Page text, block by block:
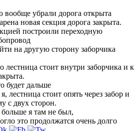
убрали дорога открыта
новая секция дорога закрыта.
построили переходную
на другую сторону заборчика
лестница стоит внутри заборчика и к
будет дальше
лестница стоит опять через забор и
с двух сторон.
я там не был,
это продолжатся очень долго